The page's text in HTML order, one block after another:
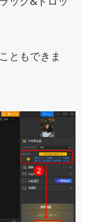
ともできま